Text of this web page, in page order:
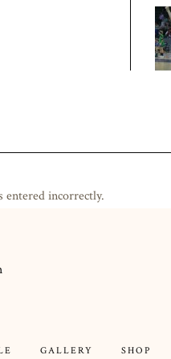
entered incorrectly.
GALLERY SHOP